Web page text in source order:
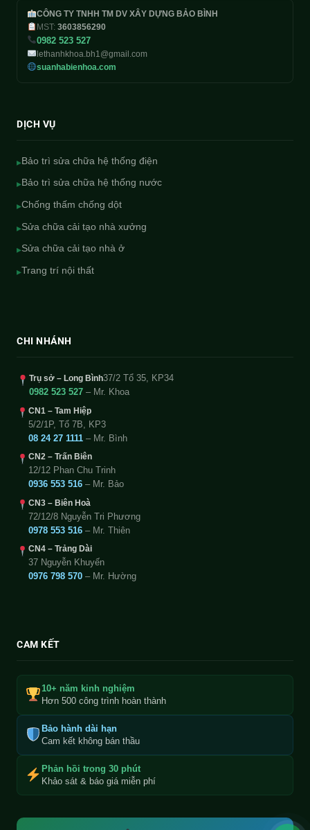
CÔNG TY TNHH TM DV XÂY DỰNG BẢO BÌNH
MST: 3603856290
0982 523 527
lethanhkhoa.bh1@gmail.com
suanhabienhoa.com
DỊCH VỤ
▸Bảo trì sửa chữa hệ thống điện
▸Bảo trì sửa chữa hệ thống nước
▸Chống thấm chống dột
▸Sửa chữa cải tạo nhà xưởng
▸Sửa chữa cải tạo nhà ở
▸Trang trí nội thất
CHI NHÁNH
Trụ sở – Long Bình37/2 Tổ 35, KP34
0982 523 527 – Mr. Khoa
CN1 – Tam Hiệp
5/2/1P, Tổ 7B, KP3
08 24 27 1111 – Mr. Bình
CN2 – Trấn Biên
12/12 Phan Chu Trinh
0936 553 516 – Mr. Bảo
CN3 – Biên Hoà
72/12/8 Nguyễn Tri Phương
0978 553 516 – Mr. Thiên
CN4 – Trảng Dài
37 Nguyễn Khuyến
0976 798 570 – Mr. Hường
CAM KẾT
10+ năm kinh nghiệm
Hơn 500 công trình hoàn thành
Bảo hành dài hạn
Cam kết không bán thầu
Phản hồi trong 30 phút
Khảo sát & báo giá miễn phí